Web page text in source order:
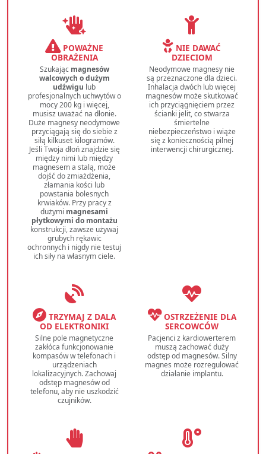
POWAŻNE
OBRAŻENIA
Szukając magnesów
walcowych o dużym
udźwigu lub
profesjonalnych uchwytów o
mocy 200 kg i więcej,
musisz uważać na dłonie.
Duże magnesy neodymowe
przyciągają się do siebie z
siłą kilkuset kilogramów.
Jeśli Twoja dłoń znajdzie się
między nimi lub między
magnesem a stalą, może
dojść do zmiażdżenia,
złamania kości lub
powstania bolesnych
krwiaków. Przy pracy z
dużymi magnesami
płytkowymi do montażu
konstrukcji, zawsze używaj
grubych rękawic
ochronnych i nigdy nie testuj
ich siły na własnym ciele.
NIE DAWAĆ
DZIECIOM
Neodymowe magnesy nie
są przeznaczone dla dzieci.
Inhalacja dwóch lub więcej
magnesów może skutkować
ich przyciągnięciem przez
ścianki jelit, co stwarza
śmiertelne
niebezpieczeństwo i wiąże
się z koniecznością pilnej
interwencji chirurgicznej.
TRZYMAJ Z DALA
OD ELEKTRONIKI
Silne pole magnetyczne
zakłóca funkcjonowanie
kompasów w telefonach i
urządzeniach
lokalizacyjnych. Zachowaj
odstęp magnesów od
telefonu, aby nie uszkodzić
czujników.
OSTRZEŻENIE DLA
SERCOWCÓW
Pacjenci z kardiowerterem
muszą zachować duży
odstęp od magnesów. Silny
magnes może rozregulować
działanie implantu.